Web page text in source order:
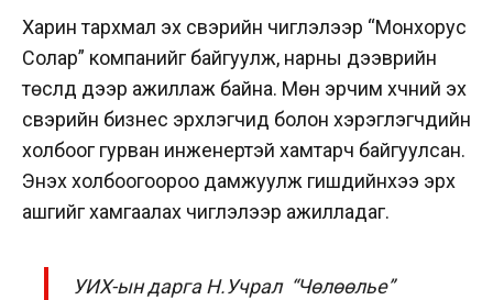
Харин тархмал эх үүсвэрийн чиглэлээр “Монхорус
Солар” компанийг байгуулж, нарны дээврийн
төслүүд дээр ажиллаж байна. Мөн эрчим хүчний эх
үүсвэрийн бизнес эрхлэгчид болон хэрэглэгчдийн
холбоог гурван инженертэй хамтарч байгуулсан.
Энэхүү холбоогоороо дамжуулж гишүүдийнхээ эрх
ашгийг хамгаалах чиглэлээр ажилладаг.
УИХ-ын дарга Н.Учрал “Чөлөөлье”